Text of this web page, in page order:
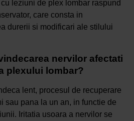
leziuni de plex lombar raspund
care consta in
durerii si modificari ale stilului
nervilor afectati
plexului lombar?
lent, procesul de recuperare
sau pana la un an, in functie de
Iritatia usoara a nervilor se